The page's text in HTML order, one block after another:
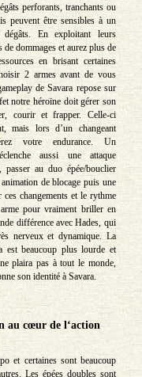
perforants, tranchants ou
peuvent être sensibles à un
En exploitant leurs
dommages et aurez plus de
en brisant certaines
2 armes avant de vous
de Savara repose sur
notre héroïne doit gérer son
courir et frapper. Celle-ci
mais lors d’un changeant
votre endurance. Un
aussi une attaque
passer au duo épée/bouclier
de blocage puis une
changements et le rythme
pour vraiment briller en
différence avec Hades, qui
nerveux et dynamique. La
est beaucoup plus lourde et
plaira pas à tout le monde,
son identité à Savara.
au cœur de l‘action
et certaines sont beaucoup
Les épées doubles sont